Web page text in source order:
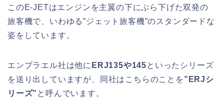
このE-JETはエンジンを主翼の下にぶら下げた双発の
旅客機で、いわゆる”ジェット旅客機”のスタンダードな
姿をしています。
エンブラエル社は他に ERJ135や145といったシリーズ
を送り出していますが、同社はこちらのことを”ERJシ
リーズ” と呼んでいます。